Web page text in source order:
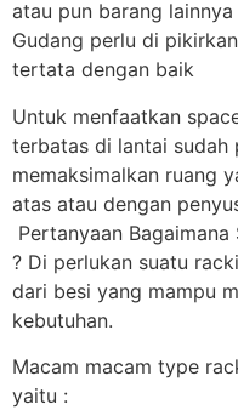
atau pun barang
Gudang perlu di
tertata dengan baik
Untuk menfaatkan
terbatas di lantai sudah
memaksimalkan ruang
atas atau dengan
Pertanyaan
? Di perlukan suatu
dari besi yang mampu
kebutuhan.
Macam macam type
yaitu :